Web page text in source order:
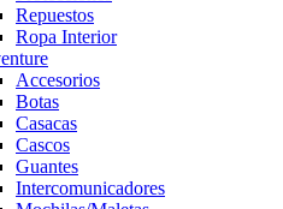
Repuestos
Ropa Interior
Accesorios
Botas
Casacas
Cascos
Guantes
Intercomunicadores